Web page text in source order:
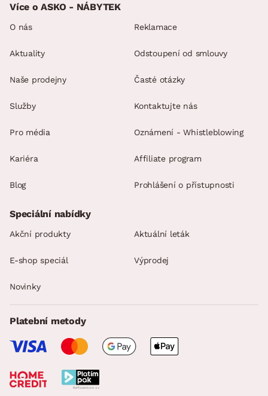
Více o ASKO - NÁBYTEK
O nás
Aktuality
Naše prodejny
Služby
Pro média
Kariéra
Blog
Reklamace
Odstoupení od smlouvy
Časté otázky
Kontaktujte nás
Oznámení - Whistleblowing
Affiliate program
Prohlášení o přístupnosti
Speciální nabídky
Akční produkty Aktuální leták
E-shop speciál Výprodej
Novinky
Platební metody